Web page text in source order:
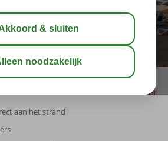
bewaar
aan het strand